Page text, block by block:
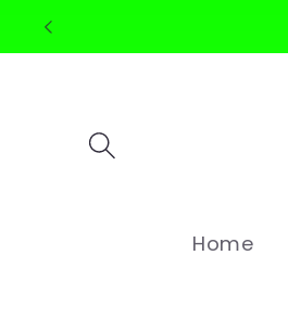
naar de
content
Home